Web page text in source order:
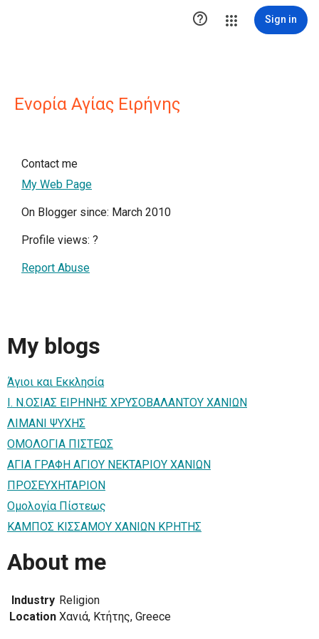
 Sign in
Ενορία Αγίας Ειρήνης
Contact me
My Web Page
On Blogger since: March 2010
Profile views: ?
Report Abuse
My blogs
Άγιοι και Εκκλησία
Ι. Ν.ΟΣΙΑΣ ΕΙΡΗΝΗΣ ΧΡΥΣΟΒΑΛΑΝΤΟΥ ΧΑΝΙΩΝ
ΛΙΜΑΝΙ ΨΥΧΗΣ
ΟΜΟΛΟΓΙΑ ΠΙΣΤΕΩΣ
ΑΓΙΑ ΓΡΑΦΗ ΑΓΙΟΥ ΝΕΚΤΑΡΙΟΥ ΧΑΝΙΩΝ
ΠΡΟΣΕΥΧΗΤΑΡΙΟΝ
Ομολογία Πίστεως
ΚΑΜΠΟΣ ΚΙΣΣΑΜΟΥ ΧΑΝΙΩΝ ΚΡΗΤΗΣ
About me
Industry Religion
Location Χανιά, Κτήτης, Greece